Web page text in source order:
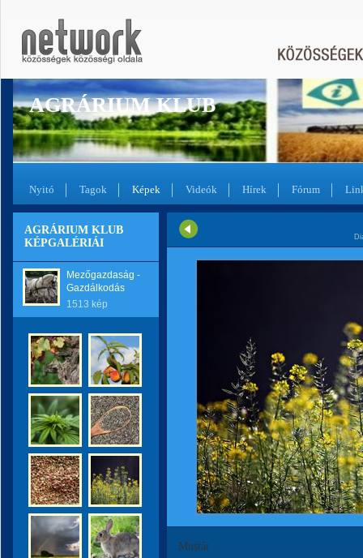
AGRÁRIUM KLUB
Nyitó Tagok Képek Videók Hírek Fórum
AGRÁRIUM KLUB
KÉPGALÉRIÁI
Mezőgazdaság -
Gazdálkodás
1513 kép
Mustár